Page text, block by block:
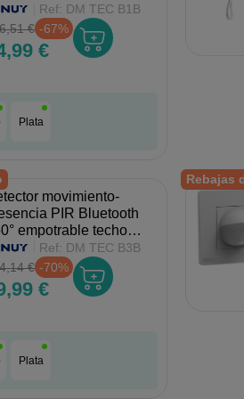
Ref: DM TEC B1B
€ -67%
€
Plata
movimiento-
PIR Bluetooth
empotrable techo
Ref: DM TEC B3B
€ -70%
€
Plata
Rebajas